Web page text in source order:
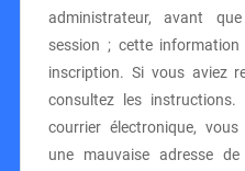
administrateur, avant
session ; cette
inscription. Si vous aviez
consultez les
courrier électronique,
une mauvaise adresse